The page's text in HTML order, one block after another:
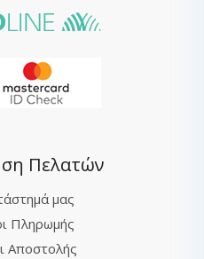
Πελατών
μας
Πληρωμής
Αποστολής